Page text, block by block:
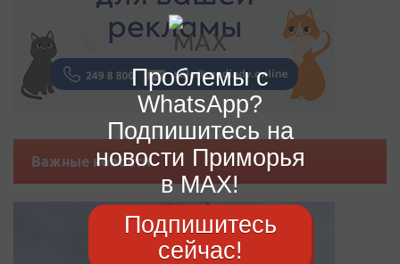
Важные новости
Проблемы с
WhatsApp?
Подпишитесь на
новости Приморья
в MAX!
Подпишитесь
сейчас!